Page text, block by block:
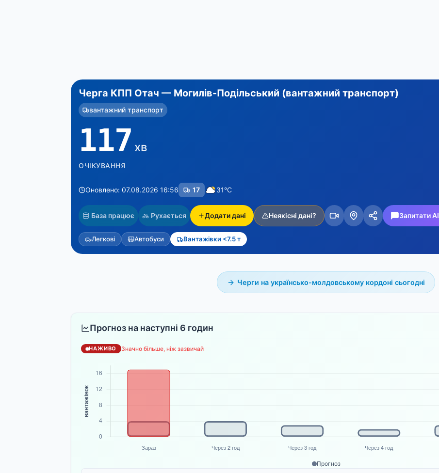
Черга КПП Отач — Могилів-Подільський (вантажний транспорт)
вантажний транспорт
117 хв
ОЧІКУВАННЯ
Оновлено: 07.08.2026 16:56 17 31°C
База працює Рухається Додати дані Неякісні дані? Запитати AI
Легкові Автобуси Вантажівки <7.5 т
Черги на українсько-молдовському кордоні сьогодні
Прогноз на наступні 6 годин
НАЖИВО Значно більше, ніж зазвичай
Прогноз